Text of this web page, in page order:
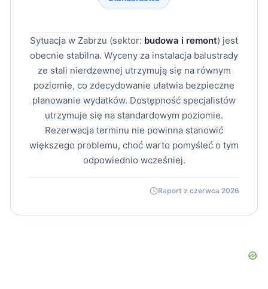
Sytuacja w Zabrzu (sektor: budowa i remont) jest
obecnie stabilna. Wyceny za instalacja balustrady
ze stali nierdzewnej utrzymują się na równym
poziomie, co zdecydowanie ułatwia bezpieczne
planowanie wydatków. Dostępność specjalistów
utrzymuje się na standardowym poziomie.
Rezerwacja terminu nie powinna stanowić
większego problemu, choć warto pomyśleć o tym
odpowiednio wcześniej.
Raport z czerwca 2026